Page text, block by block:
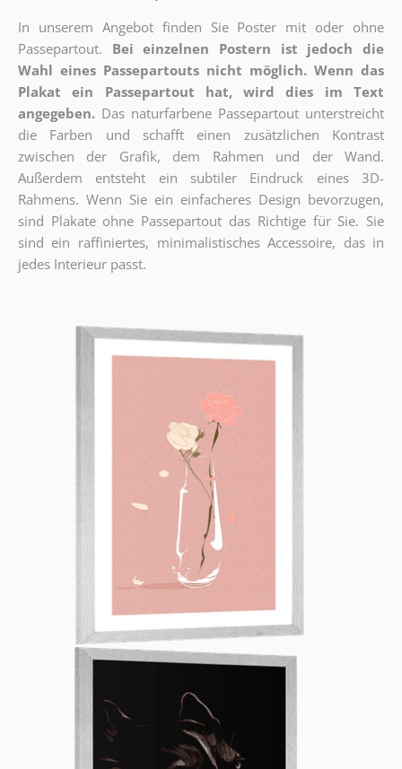
In unserem Angebot finden Sie Poster mit oder ohne
Passepartout.
Bei einzelnen Postern ist jedoch die
Wahl eines Passepartouts nicht möglich. Wenn das
Plakat ein Passepartout hat, wird dies im Text
angegeben. Das naturfarbene Passepartout unterstreicht
die Farben und schafft einen zusätzlichen Kontrast
zwischen der Grafik, dem Rahmen und der Wand.
Außerdem entsteht ein subtiler Eindruck eines 3D-
Rahmens. Wenn Sie ein einfacheres Design bevorzugen,
sind Plakate ohne Passepartout das Richtige für Sie. Sie
sind ein raffiniertes, minimalistisches Accessoire, das in
jedes Interieur passt.